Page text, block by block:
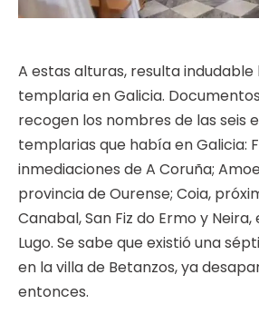
A estas alturas, resulta
templaria en Galicia.
recogen los nombres de las seis
templarias que había en Galicia:
inmediaciones de A Coruña;
provincia de Ourense; Coia,
Canabal, San Fiz do Ermo y
Lugo. Se sabe que existió una
en la villa de Betanzos, ya
entonces.